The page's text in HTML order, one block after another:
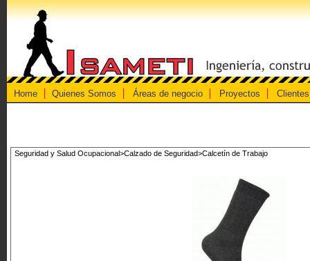
Home Quienes Somos Áreas de negocio Proyectos Clientes
Seguridad y Salud Ocupacional>Calzado de Seguridad>Calcetín de Trabajo